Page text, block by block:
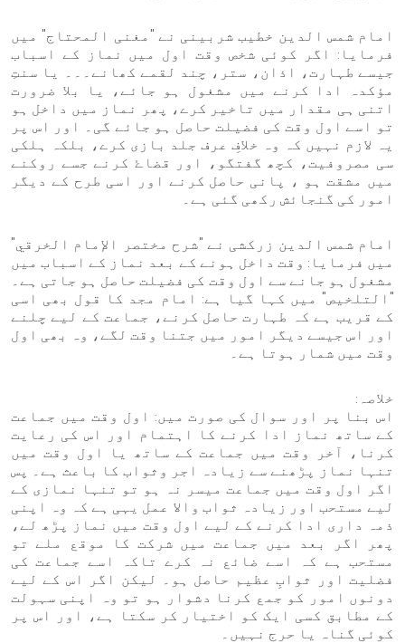
امام شمس الدین خطيب شربینی نے "مغنی المحتاج" میں
فرمایا: اگر کوئی شخص وقت اول میں نماز کے اسباب
جیسے طہارت، اذان، ستر، چند لقمے کھانے۔۔۔ یا سنتِ
مؤکدہ ادا کرنے میں مشغول ہو جائے، یا بلا ضرورت
اتنی ہی مقدار میں تاخیر کرے، پھر نماز میں داخل ہو
تو اسے اول وقت کی فضیلت حاصل ہو جائے گی۔ اور اس پر
یہ لازم نہیں کہ وہ خلافِ عرف جلد بازی کرے، بلکہ ہلکی
سی مصروفیت، کچھ گفتگو، اور قضاۓ کرنے جسے روکنے
میں مشقت ہو ، پانی حاصل کرنے اور اسی طرح کے دیگر
امور کی گنجائش رکھی گئی ہے۔
امام شمس الدین زرکشی نے "شرح مختصر الإمام الخرقي"
میں فرمایا: وقت داخل ہونے کے بعد نماز کے اسباب میں
مشغول ہو جانے سے اول وقت کی فضیلت حاصل ہو جاتی ہے۔
"التلخیص" میں کہا گیا ہے: امام مجد کا قول بھی اسی
کے قریب ہے کہ طہارت حاصل کرنے، جماعت کے لیے چلنے
اور اس جیسے دیگر امور میں جتنا وقت لگے، وہ بھی اول
وقت میں شمار ہوتا ہے۔
خلاصہ:
اس بنا پر اور سوال کی صورت میں: اول وقت میں جماعت
کے ساتھ نماز ادا کرنے کا اہتمام اور اس کی رعایت
کرنا، آخر وقت میں جماعت کے ساتھ یا اول وقت میں
تنہا نماز پڑھنے سے زیادہ اجر وثواب کا باعث ہے۔ پس
اگر اول وقت میں جماعت میسر نہ ہو تو تنہا نمازی کے
لیے مستحب اور زیادہ ثواب والا عمل یہی ہے کہ وہ اپنی
ذمہ داری ادا کرنے کے لیے اول وقت میں نماز پڑھ لے،
پھر اگر بعد میں جماعت میں شرکت کا موقع ملے تو
مستحب ہے کہ اسے ضائع نہ کرے تاکہ اسے جماعت کی
فضلیت اور ثوابِ عظیم حاصل ہو۔ لیکن اگر اس کے لیے
دونوں امور کو جمع کرنا دشوار ہو تو وہ اپنی سہولت
کے مطابق کسی ایک کو اختیار کر سکتا ہے، اور اس پر
کوئی گناہ یا حرج نہیں۔